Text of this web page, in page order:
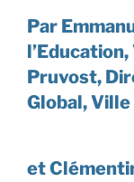
Par
Pruvost,
Global,
et